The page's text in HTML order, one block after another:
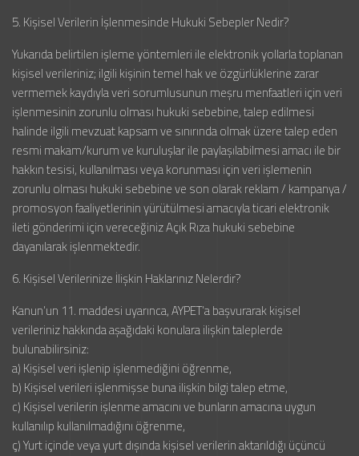
5. Kişisel Verilerin İşlenmesinde Hukuki Sebepler Nedir?
Yukarıda belirtilen işleme yöntemleri ile elektronik yollarla toplanan
kişisel verileriniz; ilgili kişinin temel hak ve özgürlüklerine zarar
vermemek kaydıyla veri sorumlusunun meşru menfaatleri için veri
işlenmesinin zorunlu olması hukuki sebebine, talep edilmesi
halinde ilgili mevzuat kapsam ve sınırında olmak üzere talep eden
resmi makam/kurum ve kuruluşlar ile paylaşılabilmesi amacı ile bir
hakkın tesisi, kullanılması veya korunması için veri işlemenin
zorunlu olması hukuki sebebine ve son olarak reklam / kampanya /
promosyon faaliyetlerinin yürütülmesi amacıyla ticari elektronik
ileti gönderimi için vereceğiniz Açık Rıza hukuki sebebine
dayanılarak işlenmektedir.
6. Kişisel Verilerinize İlişkin Haklarınız Nelerdir?
Kanun’un 11. maddesi uyarınca, AYPET’a başvurarak kişisel
verileriniz hakkında aşağıdaki konulara ilişkin taleplerde
bulunabilirsiniz:
a) Kişisel veri işlenip işlenmediğini öğrenme,
b) Kişisel verileri işlenmişse buna ilişkin bilgi talep etme,
c) Kişisel verilerin işlenme amacını ve bunların amacına uygun
kullanılıp kullanılmadığını öğrenme,
ç) Yurt içinde veya yurt dışında kişisel verilerin aktarıldığı üçüncü